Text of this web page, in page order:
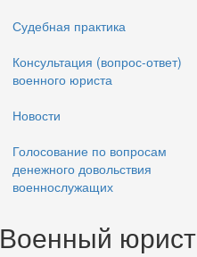
Судебная практика
Консультация (вопрос-ответ)
военного юриста
Новости
Голосование по вопросам
денежного довольствия
военнослужащих
Военный юрист